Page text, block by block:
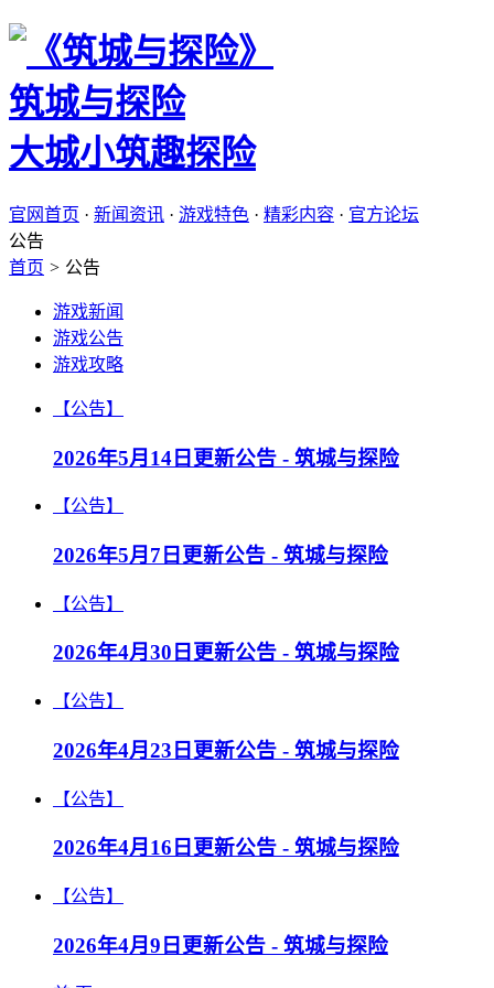
筑城与探险
大城小筑趣探险
官网首页 · 新闻资讯 · 游戏特色 · 精彩内容 · 官方论坛
公告
首页 > 公告
游戏新闻
游戏公告
游戏攻略
【公告】
2026年5月14日更新公告 - 筑城与探险
【公告】
2026年5月7日更新公告 - 筑城与探险
【公告】
2026年4月30日更新公告 - 筑城与探险
【公告】
2026年4月23日更新公告 - 筑城与探险
【公告】
2026年4月16日更新公告 - 筑城与探险
【公告】
2026年4月9日更新公告 - 筑城与探险